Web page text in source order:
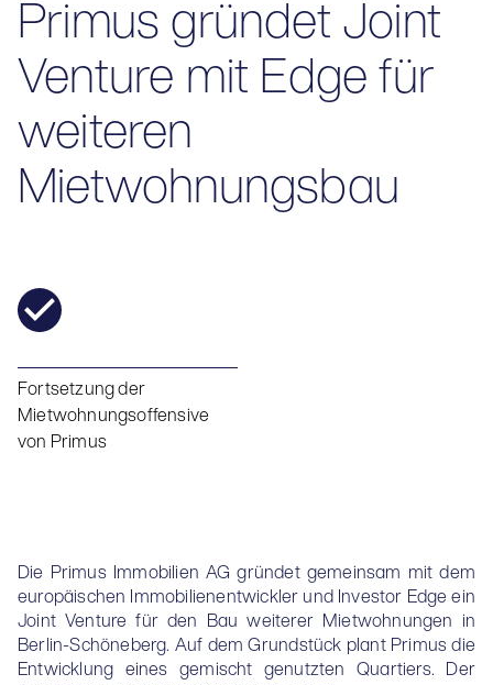
Primus gründet Joint
Venture mit Edge für
weiteren
Mietwohnungsbau
Fortsetzung der
Mietwohnungsoffensive
von Primus
Die Primus Immobilien AG gründet gemeinsam mit dem
europäischen Immobilienentwickler und Investor Edge ein
Joint Venture für den Bau weiterer Mietwohnungen in
Berlin-Schöneberg. Auf dem Grundstück plant Primus die
Entwicklung eines gemischt genutzten Quartiers. Der